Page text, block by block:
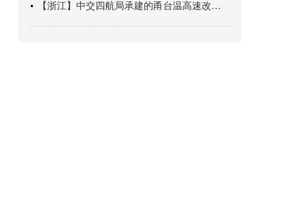
【浙江】中交四航局承建的甬台温高速改扩建工程台州南段TJ06标段恢复双向通行